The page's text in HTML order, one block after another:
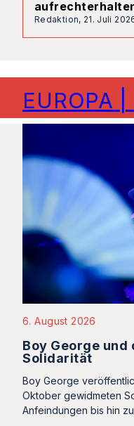
Redaktion, 21. Juli
EUROPA |
6. August 2026
Boy George
Solidarität
Boy George
Oktober gewidmeten
Anfeindungen bis hin